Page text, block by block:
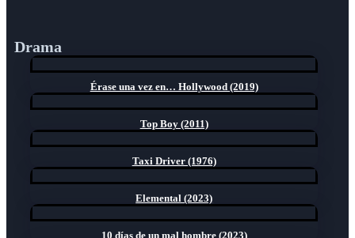
Drama
Érase una vez en… Hollywood (2019)
Top Boy (2011)
Taxi Driver (1976)
Elemental (2023)
10 días de un mal hombre (2023)